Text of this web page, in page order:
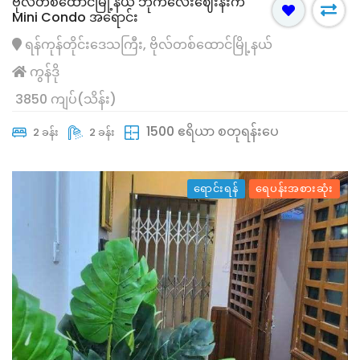
Mini Condo အရောင်း
ရန်ကုန်တိုင်းဒေသကြီး, ဗိုလ်တစ်ထောင်မြို့နယ်
ကွန်ဒို
3850 ကျပ်(သိန်း)
2 ခန်း 2 ခန်း 1500 ဧရိယာ စတုရန်းပေ
ရေပန်းအစားဆုံး
ရောင်းရန်